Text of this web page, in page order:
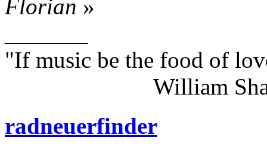
Florian »
"If music be the food of
William
radneuerfinder